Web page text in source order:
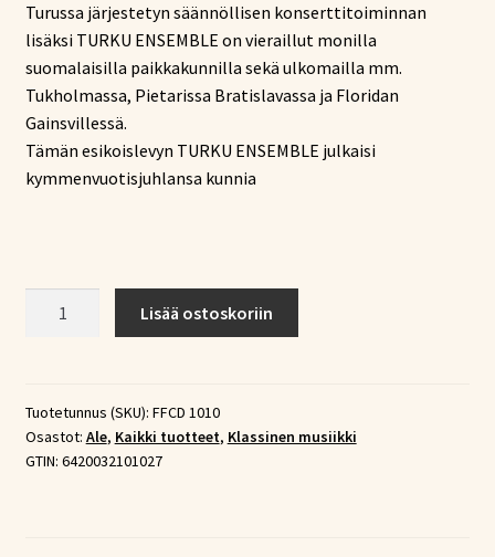
Turussa järjestetyn säännöllisen konserttitoiminnan
lisäksi TURKU ENSEMBLE on vieraillut monilla
suomalaisilla paikkakunnilla sekä ulkomailla mm.
Tukholmassa, Pietarissa Bratislavassa ja Floridan
Gainsvillessä.
Tämän esikoislevyn TURKU ENSEMBLE julkaisi
kymmenvuotisjuhlansa kunnia
Lisää ostoskoriin
Tuotetunnus (SKU): FFCD 1010
Osastot: Ale, Kaikki tuotteet, Klassinen musiikki
GTIN: 6420032101027